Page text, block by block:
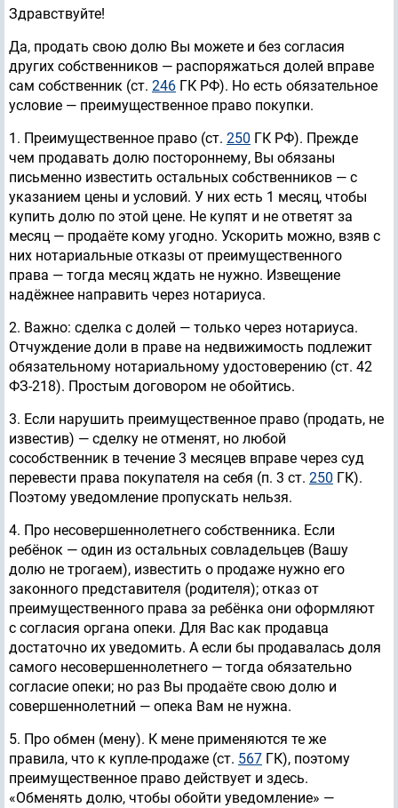
Здравствуйте!
Да, продать свою долю Вы можете и без согласия
других собственников — распоряжаться долей вправе
сам собственник (ст. 246 ГК РФ). Но есть обязательное
условие — преимущественное право покупки.
1. Преимущественное право (ст. 250 ГК РФ). Прежде
чем продавать долю постороннему, Вы обязаны
письменно известить остальных собственников — с
указанием цены и условий. У них есть 1 месяц, чтобы
купить долю по этой цене. Не купят и не ответят за
месяц — продаёте кому угодно. Ускорить можно, взяв с
них нотариальные отказы от преимущественного
права — тогда месяц ждать не нужно. Извещение
надёжнее направить через нотариуса.
2. Важно: сделка с долей — только через нотариуса.
Отчуждение доли в праве на недвижимость подлежит
обязательному нотариальному удостоверению (ст. 42
ФЗ-218). Простым договором не обойтись.
3. Если нарушить преимущественное право (продать, не
известив) — сделку не отменят, но любой
сособственник в течение 3 месяцев вправе через суд
перевести права покупателя на себя (п. 3 ст. 250 ГК).
Поэтому уведомление пропускать нельзя.
4. Про несовершеннолетнего собственника. Если
ребёнок — один из остальных совладельцев (Вашу
долю не трогаем), известить о продаже нужно его
законного представителя (родителя); отказ от
преимущественного права за ребёнка они оформляют
с согласия органа опеки. Для Вас как продавца
достаточно их уведомить. А если бы продавалась доля
самого несовершеннолетнего — тогда обязательно
согласие опеки; но раз Вы продаёте свою долю и
совершеннолетний — опека Вам не нужна.
5. Про обмен (мену). К мене применяются те же
правила, что к купле-продаже (ст. 567 ГК), поэтому
преимущественное право действует и здесь.
«Обменять долю, чтобы обойти уведомление» —